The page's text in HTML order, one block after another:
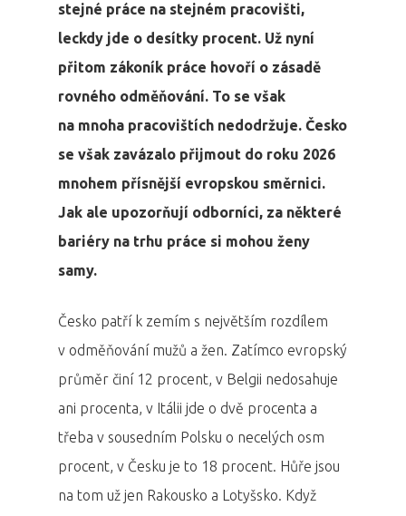
stejné práce na stejném pracovišti,
leckdy jde o desítky procent. Už nyní
přitom zákoník práce hovoří o zásadě
rovného odměňování. To se však
na mnoha pracovištích nedodržuje. Česko
se však zavázalo přijmout do roku 2026
mnohem přísnější evropskou směrnici.
Jak ale upozorňují odborníci, za některé
bariéry na trhu práce si mohou ženy
samy.
Česko patří k zemím s největším rozdílem
v odměňování mužů a žen. Zatímco evropský
průměr činí 12 procent, v Belgii nedosahuje
ani procenta, v Itálii jde o dvě procenta a
třeba v sousedním Polsku o necelých osm
procent, v Česku je to 18 procent. Hůře jsou
na tom už jen Rakousko a Lotyšsko. Když